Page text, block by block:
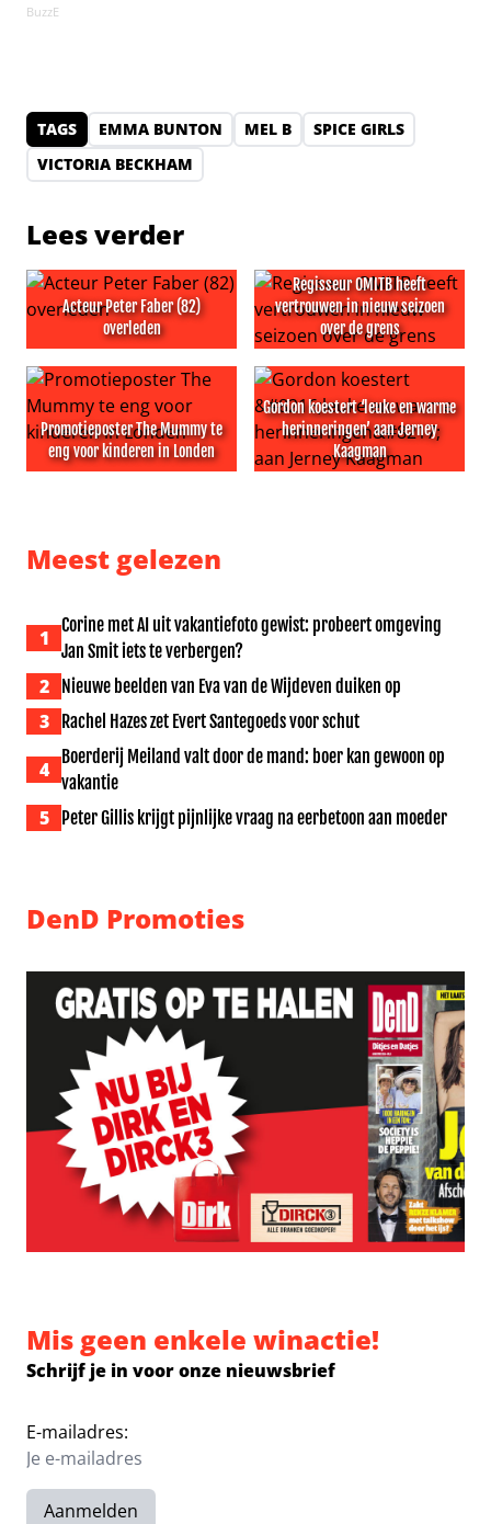
BuzzE
TAGS EMMA BUNTON MEL B
SPICE GIRLS
VICTORIA BECKHAM
Lees verder
Acteur Peter Faber (82)
overleden
Acteur Peter Faber (82) overleden
Regisseur OMITB heeft
vertrouwen in nieuw seizoen
over de grens
Regisseur OMITB heeft
Promotieposter The Mummy te
eng voor kinderen in Londen
Gordon koestert ‘leuke en warme
herinneringen’ aan Jerney
Kaagman
Meest gelezen
1
Corine met AI uit vakantiefoto gewist: probeert omgeving
Jan Smit iets te verbergen?
2 Nieuwe beelden van Eva van de Wijdeven duiken op
3 Rachel Hazes zet Evert Santegoeds voor schut
4
Boerderij Meiland valt door de mand: boer kan gewoon op
vakantie
5 Peter Gillis krijgt pijnlijke vraag na eerbetoon aan moeder
DenD Promoties
Mis geen enkele winactie!
Schrijf je in voor onze nieuwsbrief
E-mailadres:
Aanmelden